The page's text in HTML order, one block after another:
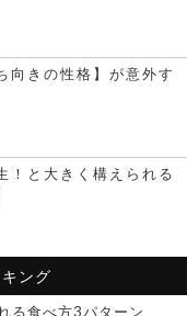
向きの性格】が意外す
！と大きく構えられる
ング
る食べ方3パターン